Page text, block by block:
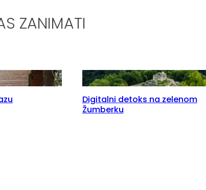
ZANIMATI
Digitalni detoks na zelenom
Žumberku